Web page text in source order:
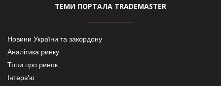
ТЕМИ ПОРТАЛА TRADEMASTER
Новини України та закордону
Аналітика ринку
Топи про ринок
Інтерв’ю